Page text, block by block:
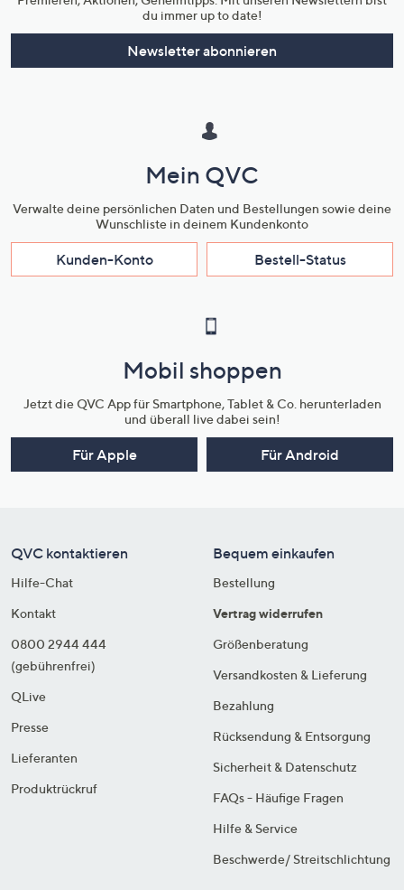
du immer up to date!
Newsletter abonnieren
Mein QVC
Verwalte deine persönlichen Daten und Bestellungen sowie deine
Wunschliste in deinem Kundenkonto
Kunden-Konto Bestell-Status
Mobil shoppen
Jetzt die QVC App für Smartphone, Tablet & Co. herunterladen
und überall live dabei sein!
Für Apple Für Android
QVC kontaktieren
Hilfe-Chat
Kontakt
0800 2944 444
(gebührenfrei)
QLive
Presse
Lieferanten
Produktrückruf
Bequem einkaufen
Bestellung
Vertrag widerrufen
Größenberatung
Versandkosten & Lieferung
Bezahlung
Rücksendung & Entsorgung
Sicherheit & Datenschutz
FAQs - Häufige Fragen
Hilfe & Service
Beschwerde/ Streitschlichtung